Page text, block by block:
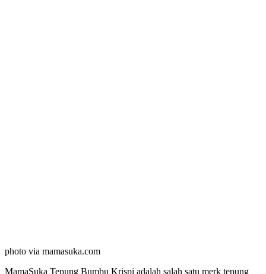
photo via mamasuka.com
MamaSuka Tepung Bumbu Krispi adalah salah satu merk tepung